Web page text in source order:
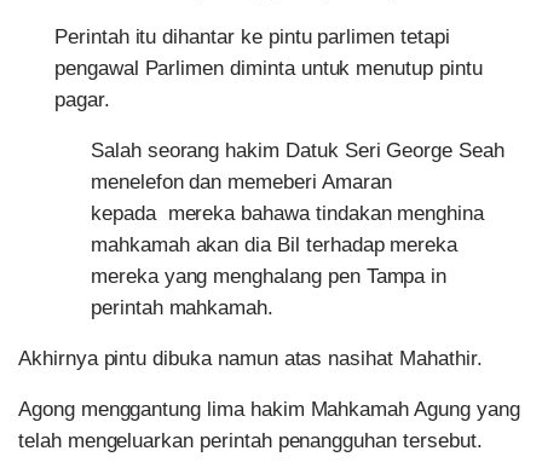
Perintah itu dihantar ke pintu parlimen tetapi
pengawal Parlimen diminta untuk menutup pintu
pagar.
Salah seorang hakim Datuk Seri George Seah
menelefon dan memeberi Amaran
kepada mereka bahawa tindakan menghina
mahkamah akan dia Bil terhadap mereka
mereka yang menghalang pen Tampa in
perintah mahkamah.
Akhirnya pintu dibuka namun atas nasihat Mahathir.
Agong menggantung lima hakim Mahkamah Agung yang
telah mengeluarkan perintah penangguhan tersebut.